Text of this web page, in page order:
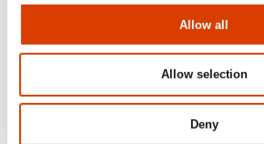
Allow all
Allow selection
Deny